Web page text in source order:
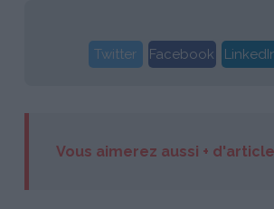
Twitter Facebook
Vous aimerez aussi +